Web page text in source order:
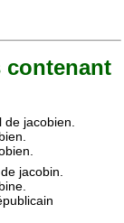
contenant
jacobien.
jacobin.